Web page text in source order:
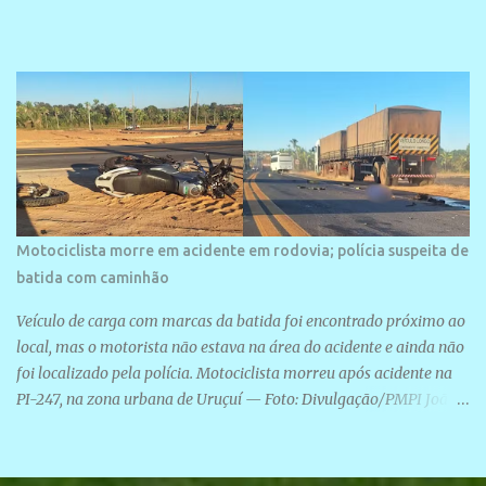
Motociclista morre em acidente em rodovia; polícia suspeita de
batida com caminhão
Veículo de carga com marcas da batida foi encontrado próximo ao
local, mas o motorista não estava na área do acidente e ainda não
foi localizado pela polícia. Motociclista morreu após acidente na
PI-247, na zona urbana de Uruçuí — Foto: Divulgação/PMPI João
A Polícia Militar informou que um caminhão com marcas de